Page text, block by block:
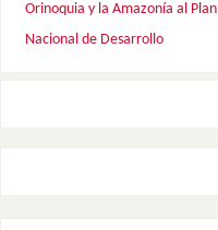
Orinoquia y la Amazonía al Plan
Nacional de Desarrollo